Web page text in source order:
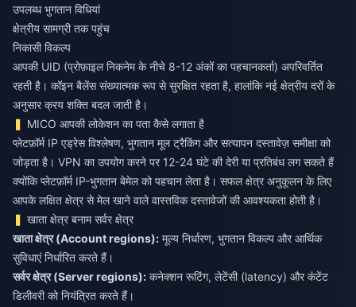
उपलब्ध भुगतान विधियां
क्षेत्रीय सामग्री तक पहुंच
निकासी विकल्प
आपकी UID (प्रोफ़ाइल निकनेम के नीचे 8-12 अंकों का पहचानकर्ता) अपरिवर्तित
रहती है। कॉइन बैलेंस संख्यात्मक रूप से सुरक्षित रहता है, हालांकि नई क्षेत्रीय दरों के
अनुसार क्रय शक्ति बदल जाती है।
MICO आपकी लोकेशन का पता कैसे लगाता है
प्लेटफ़ॉर्म IP एड्रेस विश्लेषण, भुगतान मूल ट्रैकिंग और सत्यापन दस्तावेज़ समीक्षा को
जोड़ता है। VPN का उपयोग करने पर 12-24 घंटे की देरी या प्रतिबंध लग सकते हैं
क्योंकि प्लेटफ़ॉर्म IP-भुगतान बेमेल को पहचान लेता है। सफल क्षेत्र अनुकूलन के लिए
आपके लक्षित क्षेत्र से मेल खाने वाले वास्तविक दस्तावेजों की आवश्यकता होती है।
खाता क्षेत्र बनाम सर्वर क्षेत्र
खाता क्षेत्र (Account regions): मूल्य निर्धारण, भुगतान विकल्प और आर्थिक
सर्वर क्षेत्र (Server regions): कनेक्शन रूटिंग, लेटेंसी (latency) और कंटेंट
डिलीवरी को नियंत्रित करते हैं।